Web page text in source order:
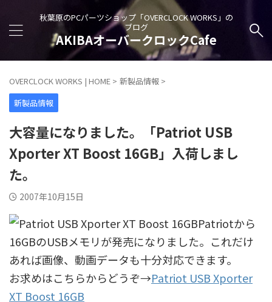
秋葉原のPCパーツショップ「OVERCLOCK WORKS」の
ブログ
AKIBAオーバークロックCafe
OVERCLOCK WORKS | HOME > 新製品情報 >
新製品情報
大容量になりました。「Patriot USB
Xporter XT Boost 16GB」入荷しまし
た。
2007年10月15日
Patriotから
16GBのUSBメモリが発売になりました。これだけ
あれば画像、動画データも十分対応できます。
お求めはこちらからどうぞ→Patriot USB Xporter
XT Boost 16GB